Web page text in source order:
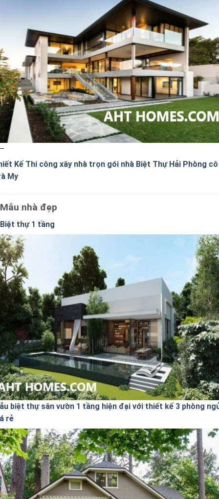
Kế Thi công xây nhà trọn gói nhà Biệt Thự Hải Phòng cô
My
Mẫu nhà đẹp
Biệt thự 1 tầng
biệt thự sân vườn 1 tầng hiện đại với thiết kế 3 phòng
rẻ